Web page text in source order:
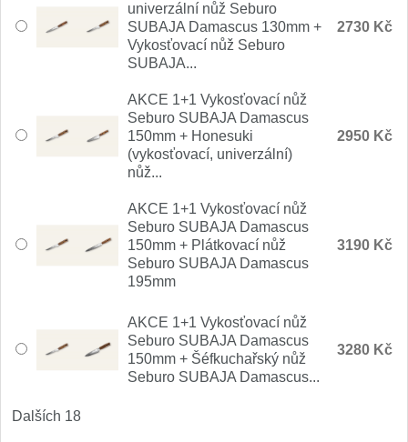
univerzální nůž Seburo
SUBAJA Damascus 130mm +
Vykosťovací nůž Seburo
SUBAJA...
2730 Kč
AKCE 1+1 Vykosťovací nůž
Seburo SUBAJA Damascus
150mm + Honesuki
(vykosťovací, univerzální)
nůž...
2950 Kč
AKCE 1+1 Vykosťovací nůž
Seburo SUBAJA Damascus
150mm + Plátkovací nůž
Seburo SUBAJA Damascus
195mm
3190 Kč
AKCE 1+1 Vykosťovací nůž
Seburo SUBAJA Damascus
150mm + Šéfkuchařský nůž
Seburo SUBAJA Damascus...
3280 Kč
Dalších 18